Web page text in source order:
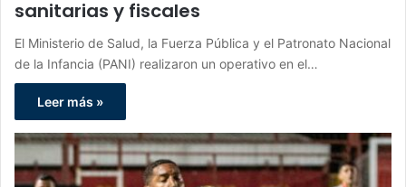
sanitarias y fiscales
El Ministerio de Salud, la Fuerza Pública y el Patronato Nacional
de la Infancia (PANI) realizaron un operativo en el…
Leer más »